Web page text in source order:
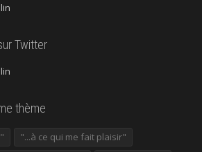
Twitter
thème
"...à ce qui me fait plaisir"